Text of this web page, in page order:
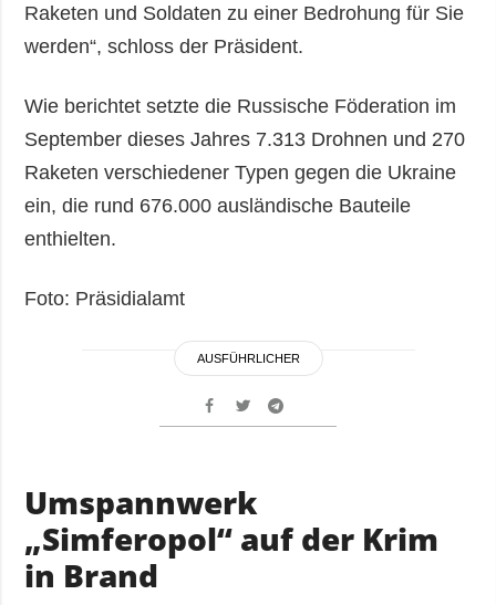
Raketen und Soldaten zu einer Bedrohung für Sie
werden“, schloss der Präsident.
Wie berichtet setzte die Russische Föderation im
September dieses Jahres 7.313 Drohnen und 270
Raketen verschiedener Typen gegen die Ukraine
ein, die rund 676.000 ausländische Bauteile
enthielten.
Foto: Präsidialamt
AUSFÜHRLICHER
Umspannwerk
„Simferopol“ auf der Krim
in Brand